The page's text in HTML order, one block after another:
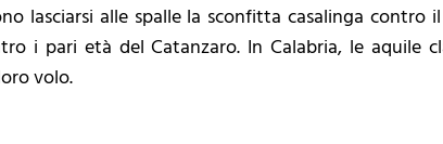
lasciarsi alle spalle la sconfitta casalinga contro
i pari età del Catanzaro. In Calabria, le aquile
volo.